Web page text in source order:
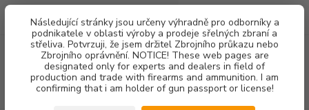
Následující stránky jsou určeny výhradně pro odborníky a
podnikatele v oblasti výroby a prodeje sřelných zbraní a
střeliva. Potvrzuji, že jsem držitel Zbrojního průkazu nebo
Zbrojního oprávnění. NOTICE! These web pages are
designated only for experts and dealers in field of
production and trade with firearms and ammunition. I am
confirming that i am holder of gun passport or license!
Menu
Hledat
za0,00 Kč